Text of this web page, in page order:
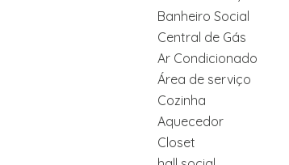
Banheiro Social
Central de Gás
Ar Condicionado
Área de serviço
Cozinha
Aquecedor
Closet